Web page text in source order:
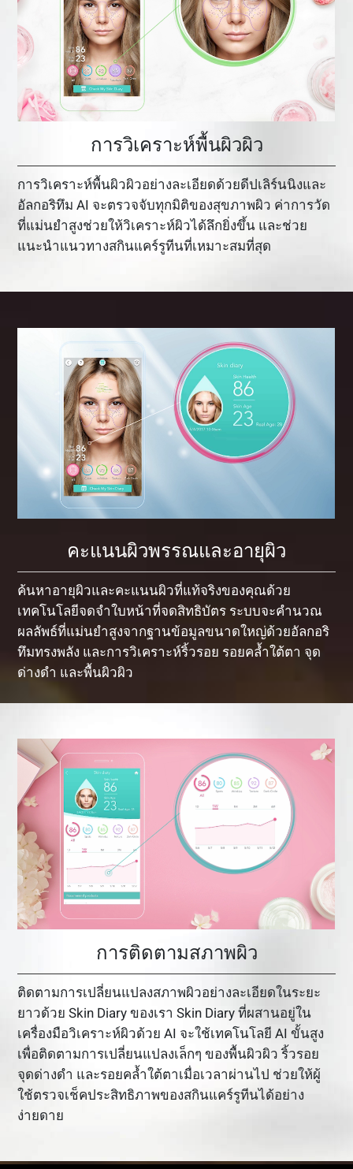
การวิเคราะห์พื้นผิวผิว
การวิเคราะห์พื้นผิวผิวอย่างละเอียดด้วยดีปเลิร์นนิงและ
อัลกอริทึม AI จะตรวจจับทุกมิติของสุขภาพผิว ค่าการวัด
ที่แม่นยำสูงช่วยให้วิเคราะห์ผิวได้ลึกยิ่งขึ้น และช่วย
แนะนำแนวทางสกินแคร์รูทีนที่เหมาะสมที่สุด
คะแนนผิวพรรณและอายุผิว
ค้นหาอายุผิวและคะแนนผิวที่แท้จริงของคุณด้วย
เทคโนโลยีจดจำใบหน้าที่จดสิทธิบัตร ระบบจะคำนวณ
ผลลัพธ์ที่แม่นยำสูงจากฐานข้อมูลขนาดใหญ่ด้วยอัลกอริ
ทึมทรงพลัง และการวิเคราะห์ริ้วรอย รอยคล้ำใต้ตา จุด
ด่างดำ และพื้นผิวผิว
การติดตามสภาพผิว
ติดตามการเปลี่ยนแปลงสภาพผิวอย่างละเอียดในระยะ
ยาวด้วย Skin Diary ของเรา Skin Diary ที่ผสานอยู่ใน
เครื่องมือวิเคราะห์ผิวด้วย AI จะใช้เทคโนโลยี AI ขั้นสูง
เพื่อติดตามการเปลี่ยนแปลงเล็กๆ ของพื้นผิวผิว ริ้วรอย
จุดด่างดำ และรอยคล้ำใต้ตาเมื่อเวลาผ่านไป ช่วยให้ผู้
ใช้ตรวจเช็คประสิทธิภาพของสกินแคร์รูทีนได้อย่าง
ง่ายดาย